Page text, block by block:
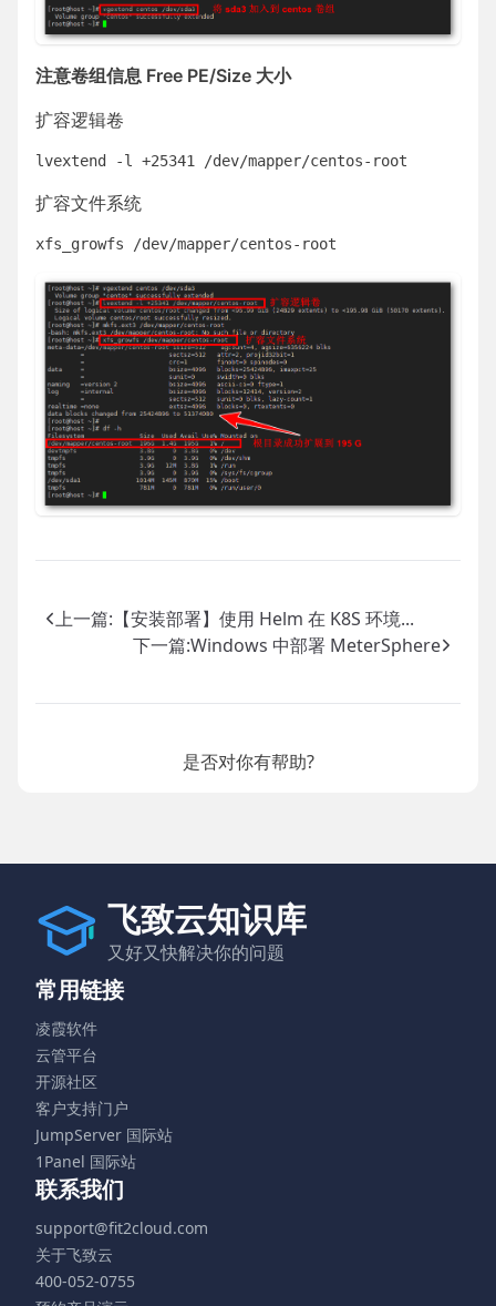
注意卷组信息 Free PE/Size 大小
扩容逻辑卷
扩容文件系统
上一篇: 【安装部署】使用 Helm 在 K8S 环境...
下一篇:Windows 中部署 MeterSphere
是否对你有帮助?
飞致云知识库
又好又快解决你的问题
常用链接
凌霞软件
云管平台
开源社区
客户支持门户
JumpServer 国际站
1Panel 国际站
联系我们
support@fit2cloud.com
关于飞致云
400-052-0755